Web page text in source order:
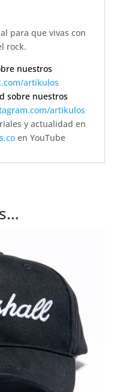
para que vivas con
rock.
nuestros
artikulos
sobre nuestros
artikulos
y actualidad en
en YouTube